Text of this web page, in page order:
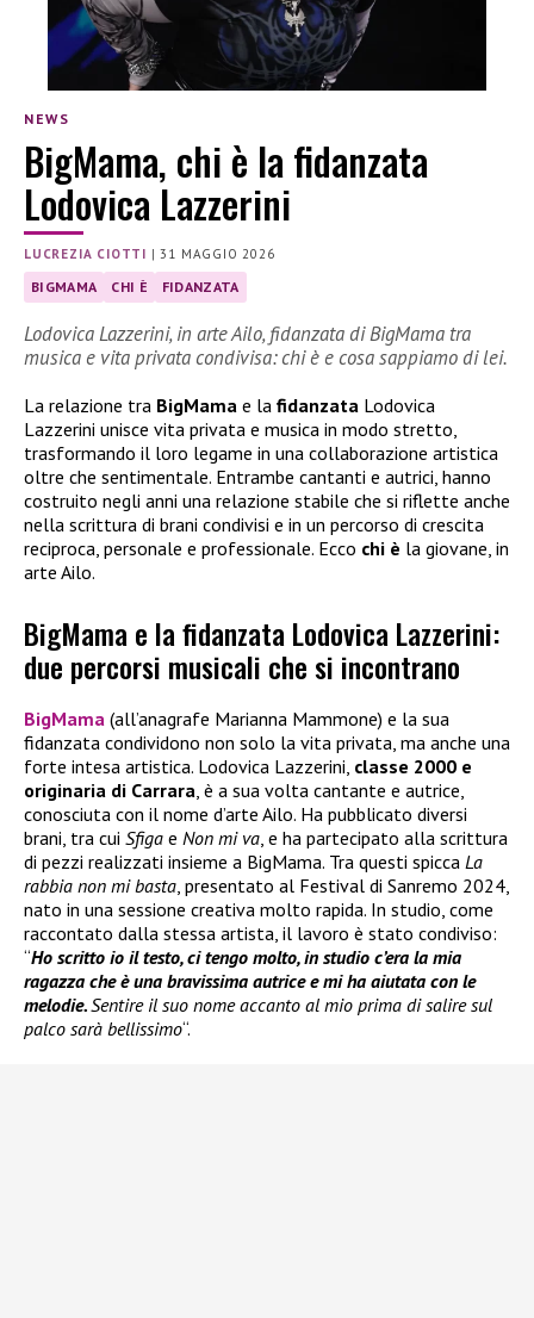
NEWS
BigMama, chi è la fidanzata
Lodovica Lazzerini
LUCREZIA CIOTTI |31 MAGGIO 2026
BIGMAMA CHI È FIDANZATA
Lodovica Lazzerini, in arte Ailo, fidanzata di BigMama tra
musica e vita privata condivisa: chi è e cosa sappiamo di lei.
La relazione tra BigMama e la fidanzata Lodovica
Lazzerini unisce vita privata e musica in modo stretto,
trasformando il loro legame in una collaborazione artistica
oltre che sentimentale. Entrambe cantanti e autrici, hanno
costruito negli anni una relazione stabile che si riflette anche
nella scrittura di brani condivisi e in un percorso di crescita
reciproca, personale e professionale. Ecco chi è la giovane, in
arte Ailo.
BigMama e la fidanzata Lodovica Lazzerini:
due percorsi musicali che si incontrano
BigMama (all’anagrafe Marianna Mammone) e la sua
fidanzata condividono non solo la vita privata, ma anche una
forte intesa artistica. Lodovica Lazzerini, classe 2000 e
originaria di Carrara , è a sua volta cantante e autrice,
conosciuta con il nome d’arte Ailo. Ha pubblicato diversi
brani, tra cui Sfiga e Non mi va , e ha partecipato alla scrittura
di pezzi realizzati insieme a BigMama. Tra questi spicca La
rabbia non mi basta , presentato al Festival di Sanremo 2024,
nato in una sessione creativa molto rapida. In studio, come
raccontato dalla stessa artista, il lavoro è stato condiviso:
“Ho scritto io il testo, ci tengo molto, in studio c’era la mia
ragazza che è una bravissima autrice e mi ha aiutata con le
melodie.Sentire il suo nome accanto al mio prima di salire sul
palco sarà bellissimo“.